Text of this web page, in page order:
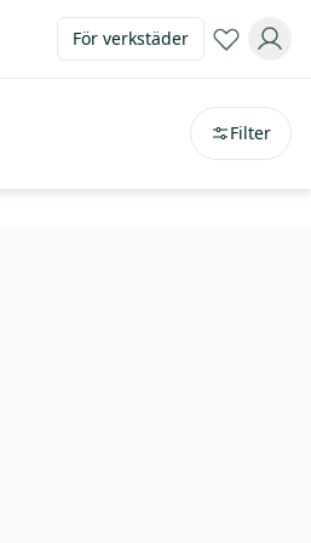
För verkstäder
Filter
avstånd